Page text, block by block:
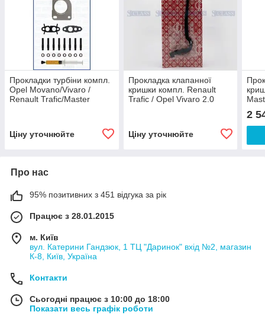
Прокладки турбіни компл.
Opel Movano/Vivaro /
Renault Trafic/Master
Ціну уточнюйте
Прокладка клапанної
кришки компл. Renault
Trafic / Opel Vivaro 2.0
Ціну уточнюйте
2
Про нас
95% позитивних з 451 відгука за рік
Працює з 28.01.2015
м. Київ
вул. Катерини Гандзюк, 1 ТЦ "Даринок" вхід №2, магазин
К-8, Київ, Україна
Контакти
Сьогодні працює з 10:00 до 18:00
Показати весь графік роботи